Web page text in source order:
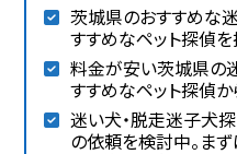
茨城県のおすすめな
すすめなペット探偵
料金が安い茨城県の
すすめなペット探偵
迷い犬・脱走迷子犬
の依頼を検討中。ま